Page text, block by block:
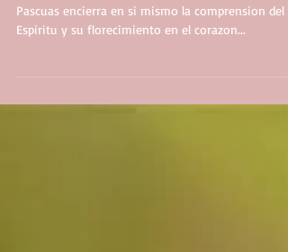
Es este un tiempo de un profundo significado.
Pascuas encierra en si mismo la comprension del